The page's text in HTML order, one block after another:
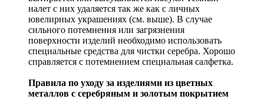
налет с них удаляется так же как с личных
ювелирных украшениях (см. выше). В случае
сильного потемнения или загрязнения
поверхности изделий необходимо использовать
специальные средства для чистки серебра. Хорошо
справляется с потемнением специальная салфетка.
Правила по уходу за изделиями из цветных
металлов с серебряным и золотым покрытием